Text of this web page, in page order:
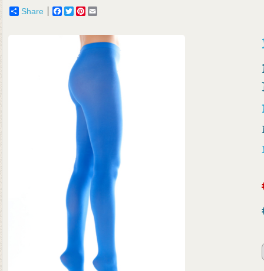
Share Facebook
TwitterPinterest